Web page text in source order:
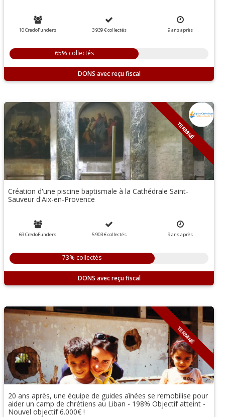
10 CredoFunders 3 939 €collectés 9ansaprès
65% collectés
DONS
TERMINÉ
Création d'une piscine baptismale à la Cathédrale Saint-
Sauveur d'Aix-en-Provence
69 CredoFunders 5 903 €collectés 9ansaprès
73% collectés
DONS
TERMINÉ
20 ans après, une équipe de guides aînées se remobilise pour
aider un camp de chrétiens au Liban - 198% Objectif atteint -
Nouvel objectif 6.000€ !